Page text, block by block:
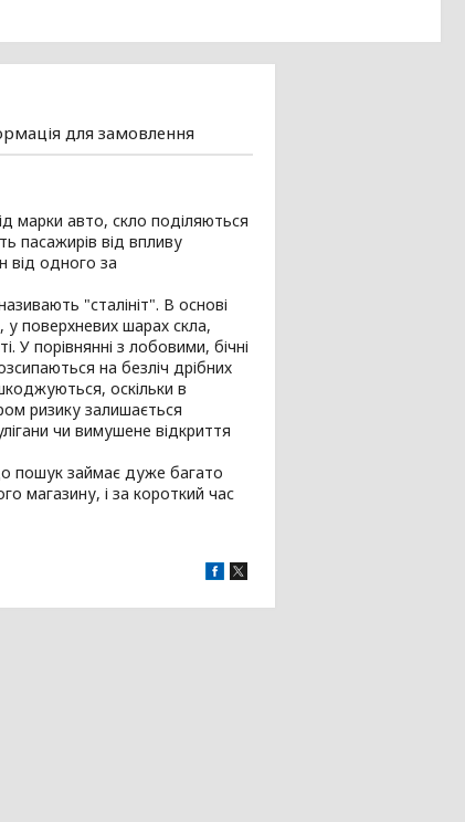
для замовлення
марки авто, скло поділяються
пасажирів від впливу
від одного за
"сталініт". В основі
поверхневих шарах скла,
порівнянні з лобовими, бічні
на безліч дрібних
оскільки в
ризику залишається
чи вимушене відкриття
пошук займає дуже багато
магазину, і за короткий час